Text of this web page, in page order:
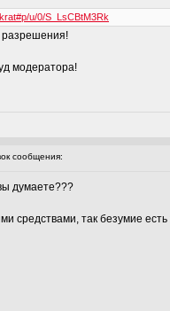
u/0/S_LsCBtM3Rk
разрешения!
модератора!
сообщения:
думаете???
средствами, так безумие